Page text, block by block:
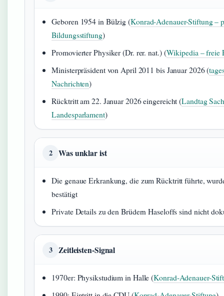
Geboren 1954 in Bülzig (Konrad-Adenauer-Stiftung –
Bildungsstiftung)
Promovierter Physiker (Dr. rer. nat.) (Wikipedia – freie
Ministerpräsident von April 2011 bis Januar 2026 (
Nachrichten)
Rücktritt am 22. Januar 2026 eingereicht (Landtag
Landesparlament)
2 Was unklar ist
Die genaue Erkrankung, die zum Rücktritt führte,
bestätigt
Private Details zu den Brüdern Haseloffs sind nicht
3 Zeitleisten-Signal
1970er: Physikstudium in Halle (Konrad-Adenauer-